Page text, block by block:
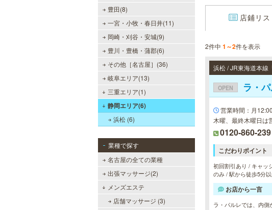
豊田(8)
一宮・小牧・春日井(11)
岡崎・刈谷・安城(9)
豊川・豊橋・蒲郡(6)
その他［名古屋］(36)
岐阜エリア(13)
三重エリア(1)
静岡エリア(6)
浜松 (6)
業種で探す
名古屋の全ての業種
出張マッサージ(2)
メンズエステ
店舗マッサージ (3)
店鋪リス
2件中 1～2件を表示
浜松 / JR東海道本線
OPEN ラ・
営業時間：月
木曜、最終木曜日は
0120-860-239
こだわりポイント
初回割引あり / キャッ
のみ / 駅から徒歩5分
お店から一言
ラ・パルレでは、内